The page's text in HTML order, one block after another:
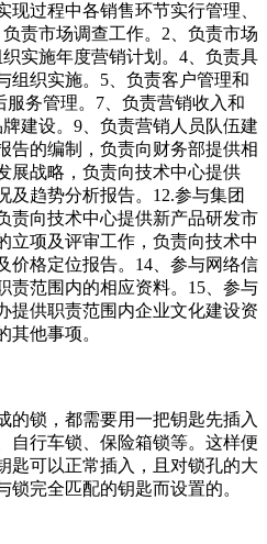
过程中各销售环节实行管理、
责市场调查工作。2、负责市场
实施年度营销计划。4、负责具
组织实施。5、负责客户管理和
务管理。7、负责营销收入和
建设。9、负责营销人员队伍建
告的编制，负责向财务部提供相
展战略，负责向技术中心提供
及趋势分析报告。12.参与集团
责向技术中心提供新产品研发市
立项及评审工作，负责向技术中
价格定位报告。14、参与网络信
责范围内的相应资料。15、参与
提供职责范围内企业文化建设资
其他事项。
的锁，都需要用一把钥匙先插入
自行车锁、保险箱锁等。这样便
匙可以正常插入，且对锁孔的大
完全匹配的钥匙而设置的。